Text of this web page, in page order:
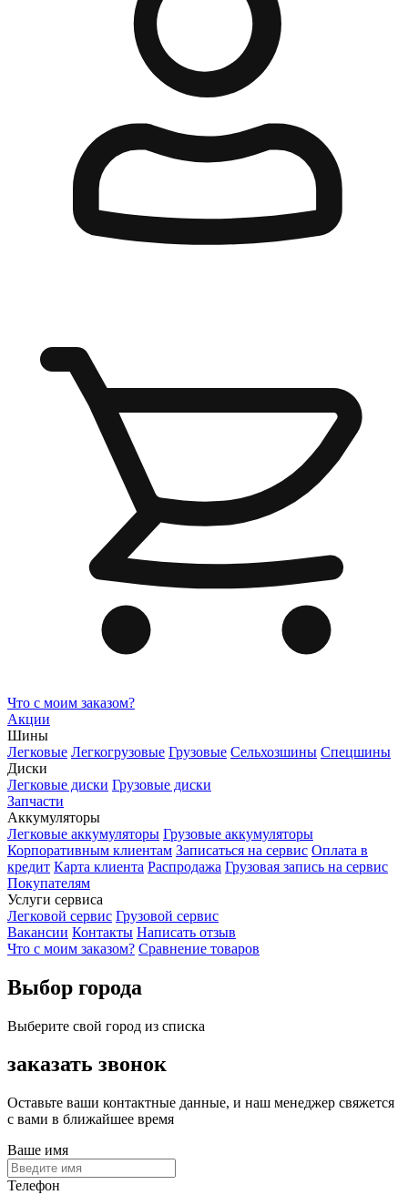
Что с моим заказом?
Акции
Шины
Легковые Легкогрузовые Грузовые Сельхозшины Спецшины
Диски
Легковые диски Грузовые диски
Запчасти
Аккумуляторы
Легковые аккумуляторы Грузовые аккумуляторы
Корпоративным клиентам Записаться на сервис Оплата в
кредит Карта клиента Распродажа Грузовая запись на сервис
Покупателям
Услуги сервиса
Легковой сервис Грузовой сервис
Вакансии Контакты Написать отзыв
Что с моим заказом? Сравнение товаров
Выбор города
Выберите свой город из списка
заказать звонок
Оставьте ваши контактные данные, и наш менеджер свяжется
с вами в ближайшее время
Ваше имя
Телефон